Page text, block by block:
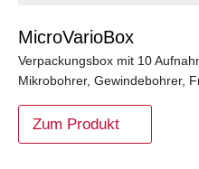
MicroVarioBox
Verpackungsbox mit 10
Mikrobohrer, Gewindebohrer,
Zum Produkt